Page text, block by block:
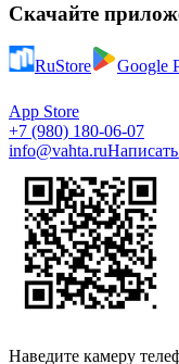
Скачайте
RuStore Google
App Store
+7 (980) 180-06-07
info@vahta.ru
Наведите камеру